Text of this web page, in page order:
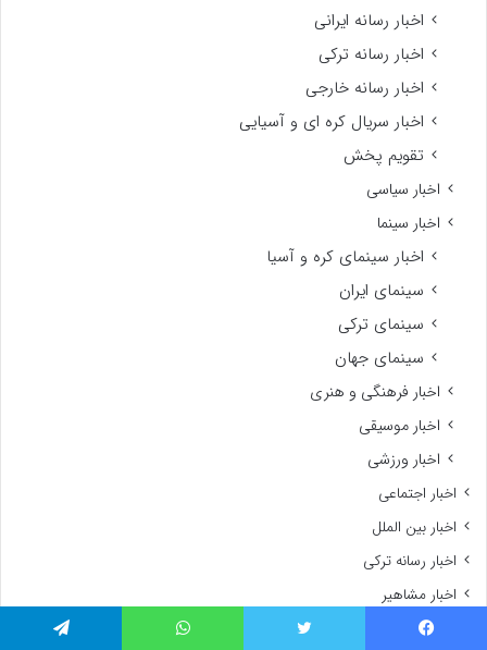
اخبار رسانه ایرانی
اخبار رسانه ترکی
اخبار رسانه خارجی
اخبار سریال کره ای و آسیایی
تقویم پخش
اخبار سیاسی
اخبار سینما
اخبار سینمای کره و آسیا
سینمای ایران
سینمای ترکی
سینمای جهان
اخبار فرهنگی و هنری
اخبار موسیقی
اخبار ورزشی
اخبار اجتماعی
اخبار بین الملل
اخبار رسانه ترکی
اخبار مشاهیر
اخبار مشاهیر ایرانی